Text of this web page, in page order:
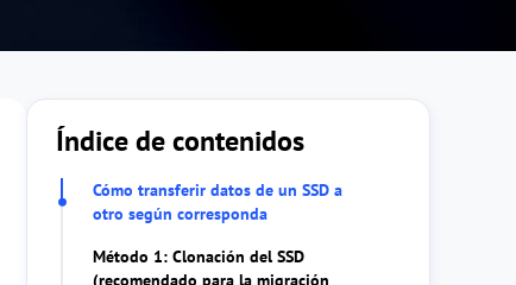
Índice de contenidos
Cómo transferir datos de un SSD a
otro según corresponda
Método 1: Clonación del SSD
(recomendado para la migración